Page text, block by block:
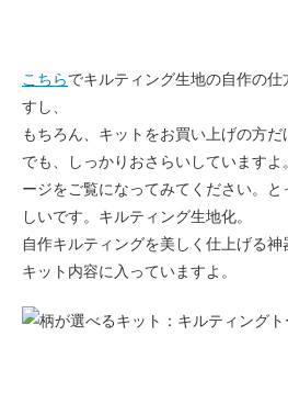
こちらでキルティング生地の自作の
すし、
もちろん、キットをお買い上げの方
でも、しっかりおさらいしています
ージをご覧になってみてください。
しいです。キルティング生地化。
自作キルティングを美しく仕上げる
キット内容に入っていますよ。